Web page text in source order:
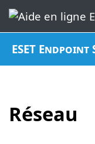
ESET Endpoint
Réseau